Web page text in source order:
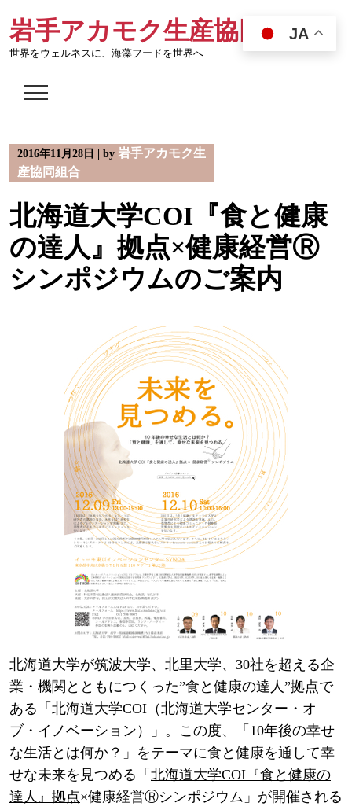
content
岩手アカモク生産協同組合
世界をウェルネスに、海藻フードを世界へ
2016年11月28日 by 岩手アカモク生
産協同組合
北海道大学COI『食と健康
の達人』拠点×健康経営Ⓡ
シンポジウムのご案内
北海道大学が筑波大学、北里大学、30社を超える企
業・機関とともにつくった”食と健康の達人”拠点で
ある「北海道大学COI（北海道大学センター・オ
ブ・イノベーション）」。この度、「10年後の幸せ
な生活とは何か？」をテーマに食と健康を通して幸
せな未来を見つめる「 北海道大学COI『食と健康の
達人』拠点×健康経営Ⓡシンポジウム」が開催される
JA